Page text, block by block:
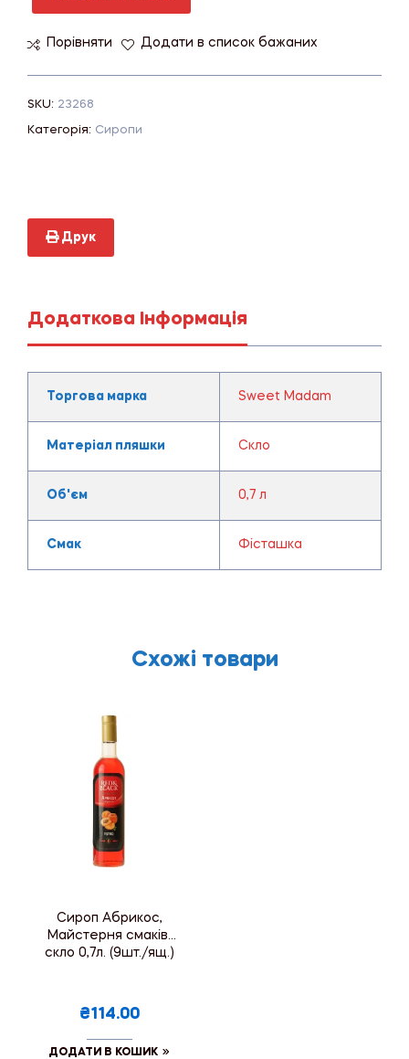
Порівняти Додати в список бажаних
SKU: 23268
Категорія: Сиропи
Друк
Додаткова Інформація
Торгова марка Sweet Madam
Матеріал пляшки Скло
Об'єм 0,7 л
Смак Фісташка
Схожі товари
Сироп Абрикос,
Майстерня смаків,
скло 0,7л. (9шт./ящ.)
₴114.00
ДОДАТИ В КОШИК